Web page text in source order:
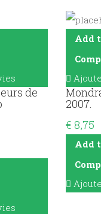
de
Add
2007.
€8,75
Add